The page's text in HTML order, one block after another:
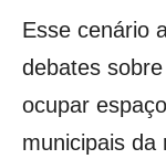
Esse cenário
debates
ocupar
municipais da